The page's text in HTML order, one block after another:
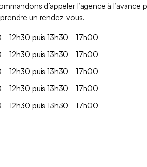
d’appeler l’agence à l’avance
un rendez-vous.
12h30 puis 13h30 - 17h00
12h30 puis 13h30 - 17h00
12h30 puis 13h30 - 17h00
12h30 puis 13h30 - 17h00
12h30 puis 13h30 - 17h00